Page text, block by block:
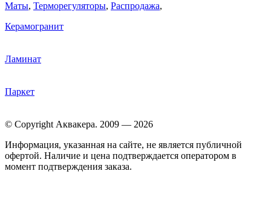
Маты, Терморегуляторы, Распродажа,
Керамогранит
Ламинат
Паркет
© Copyright Аквакера. 2009 — 2026
Информация, указанная на сайте, не является публичной
офертой. Наличие и цена подтверждается оператором в
момент подтверждения заказа.